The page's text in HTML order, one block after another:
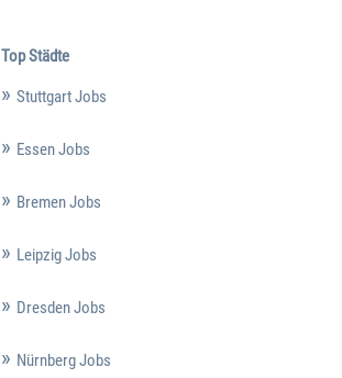
Top Städte
Stuttgart Jobs
Essen Jobs
Bremen Jobs
Leipzig Jobs
Dresden Jobs
Nürnberg Jobs